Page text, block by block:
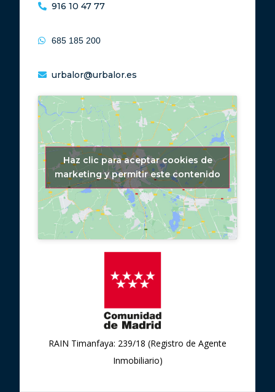
916 10 47 77
685 185 200
urbalor@urbalor.es
Haz clic para aceptar cookies de
marketing y permitir este contenido
RAIN Timanfaya: 239/18 (Registro de Agente
Inmobiliario)